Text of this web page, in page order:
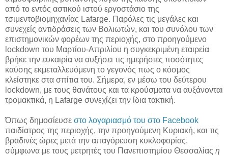
από το εντός αστικού ιστού εργοστάσιο της
τσιμεντοβιομηχανίας Lafarge. Παρόλες τις μεγάλες και
συνεχείς αντιδράσεις των Βολιωτών, και του συνόλου των
επιστημονικών φορέων της περιοχής, στο προηγούμενο
lockdown του Μαρτίου-Απριλίου η συγκεκριμένη εταιρεία
βρήκε την ευκαιρία να αυξήσει τις ημερήσιες ποσότητες
καύσης εκμεταλλευόμενη το γεγονός πως ο κόσμος
κλείστηκε στα σπίτια του. Σήμερα, εν μέσω του δεύτερου
lockdown, με τους θανάτους και τα κρούσματα να αυξάνονται
τρομακτικά, η Lafarge συνεχίζει την ίδια τακτική.
Όπως δημοσίευσε στο λογαριασμό του στο Facebook
παιδίατρος της περιοχής, την προηγούμενη Κυριακή, και τις
βραδινές ώρες μετά την απαγόρευση κυκλοφορίας,
σύμφωνα με τους μετρητές του Πανεπιστημίου Θεσσαλίας η